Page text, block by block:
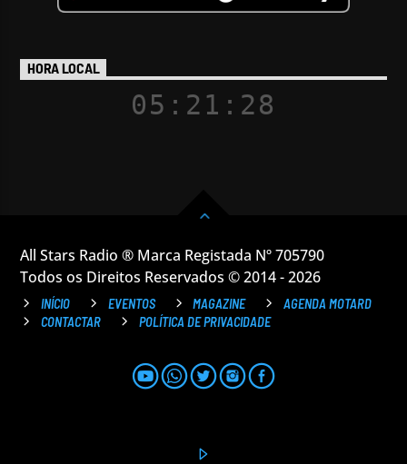
HORA LOCAL
05:21:29
All Stars Radio ® Marca Registada Nº 705790
Todos os Direitos Reservados © 2014 - 2026
INÍCIO EVENTOS MAGAZINE
AGENDA MOTARD
CONTACTAR
POLÍTICA DE PRIVACIDADE